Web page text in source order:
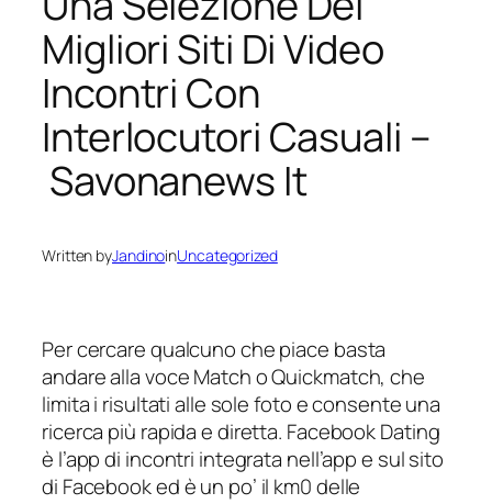
Migliori Siti Di Video
Incontri Con
Interlocutori Casuali –
Savonanews It
Written byJandinoinUncategorized
Per cercare qualcuno che piace basta
andare alla voce Match o Quickmatch, che
limita i risultati alle sole foto e consente una
ricerca più rapida e diretta. Facebook Dating
è l’app di incontri integrata nell’app e sul sito
di Facebook ed è un po’ il km0 delle